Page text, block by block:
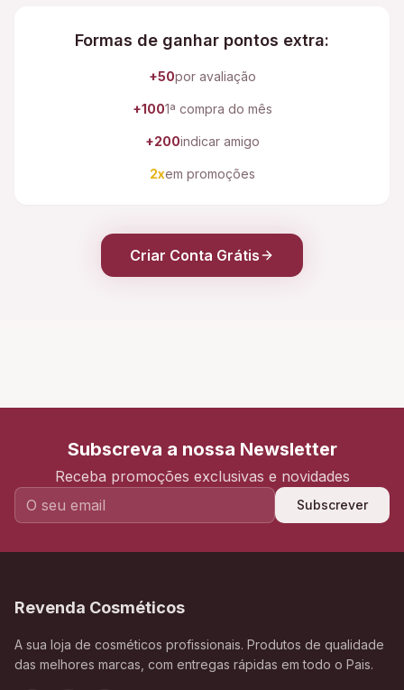
Formas de ganhar pontos extra:
+50por avaliação
+1001ª compra do mês
+200indicar amigo
2xem promoções
Criar Conta Grátis
Subscreva a nossa Newsletter
Receba promoções exclusivas e novidades
Subscrever
Revenda Cosméticos
A sua loja de cosméticos profissionais. Produtos de qualidade
das melhores marcas, com entregas rápidas em todo o Pais.